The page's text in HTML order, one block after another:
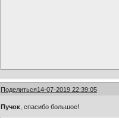
Поделиться14-07-2019 22:39:05
Пучок, спасибо большое!